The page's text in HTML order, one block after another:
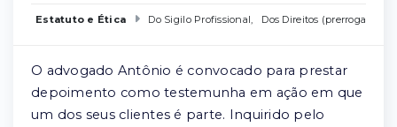
Estatuto e Ética Do Sigilo Profissional Dos Direitos (prerrogativas)
O advogado Antônio é convocado para prestar
depoimento como testemunha em ação em que
um dos seus clientes é parte. Inquirido pelo